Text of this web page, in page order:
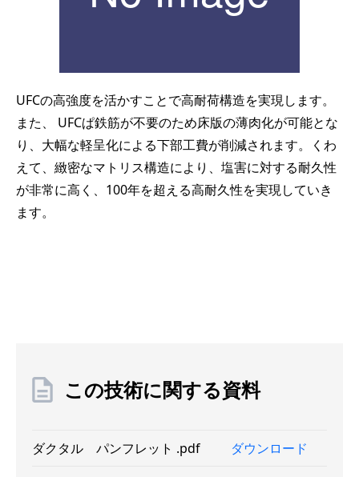
UFCの高強度を活かすことで高耐荷構造を実現します。
また、 UFCぱ鉄筋が不要のため床版の薄肉化が可能とな
り、大幅な軽呈化による下部工費が削減されます。くわ
えて、緻密なマトリス構造により、塩害に対する耐久性
が非常に高く、100年を超える高耐久性を実現していき
ます。
この技術に関する資料
ダクタル パンフレット .pdf ダウンロード